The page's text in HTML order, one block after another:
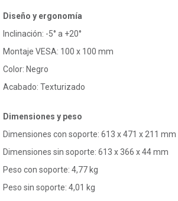
Diseño y ergonomía
Inclinación: -5° a +20°
Montaje VESA: 100 x 100 mm
Color: Negro
Acabado: Texturizado
Dimensiones y peso
Dimensiones con soporte: 613 x 471 x 211 mm
Dimensiones sin soporte: 613 x 366 x 44 mm
Peso con soporte: 4,77 kg
Peso sin soporte: 4,01 kg